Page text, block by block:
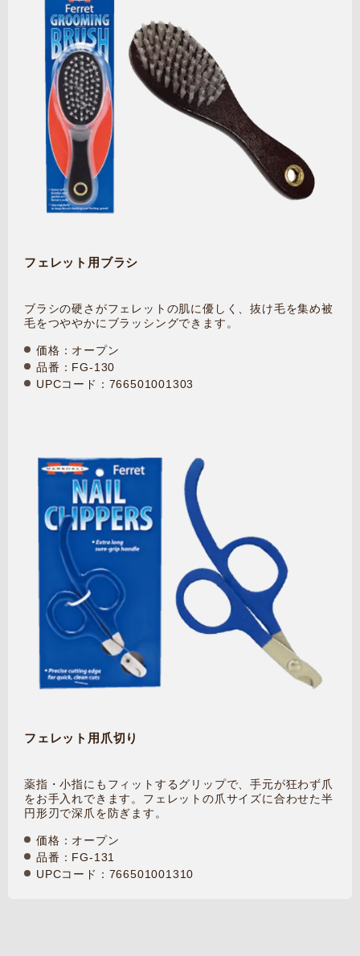
フェレット用ブラシ
ブラシの硬さがフェレットの肌に優しく、抜け毛を集め被
毛をつややかにブラッシングできます。
価格：オープン
品番：FG-130
UPCコード：766501001303
フェレット用爪切り
薬指・小指にもフィットするグリップで、手元が狂わず爪
をお手入れできます。フェレットの爪サイズに合わせた半
円形刃で深爪を防ぎます。
価格：オープン
品番：FG-131
UPCコード：766501001310